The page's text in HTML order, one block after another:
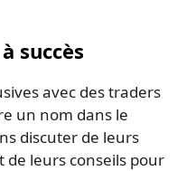
succès
avec des traders
un nom dans le
discuter de leurs
de leurs conseils pour